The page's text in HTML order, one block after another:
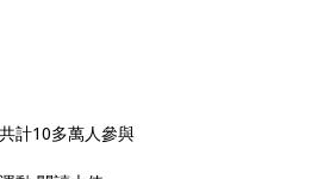
計10多萬人參與